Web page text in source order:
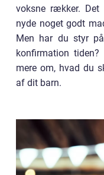
voksne rækker.
nyde noget godt
Men har du styr
konfirmation
mere om, hvad du
af dit barn.